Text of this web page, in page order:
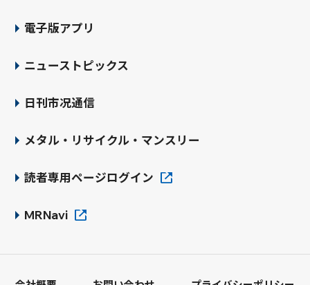
電子版アプリ
ニューストピックス
日刊市况通信
メタル・リサイクル・マンスリー
読者専用ページログイン
MRNavi